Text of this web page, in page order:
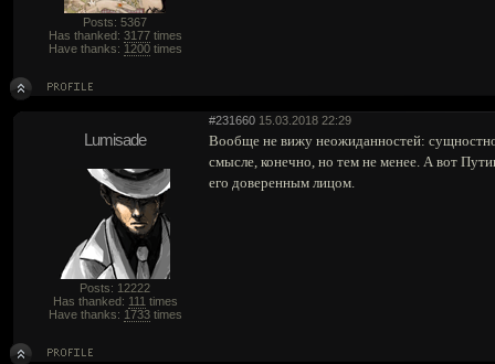
Posts: 5367
Has thanked: 3177times
Have thanks: 1200times
#231660 15.03.2018 22:29
Lumisade
Posts: 12222
Has thanked: 111 times
Have thanks: 1733times
Вообще не вижу неожиданностей:
смысле, конечно, но тем не менее. А вот
его доверенным лицом.